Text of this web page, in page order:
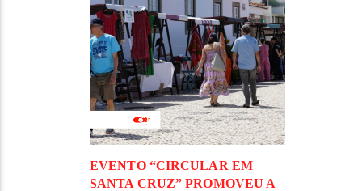
EVENTO “CIRCULAR EM
SANTA CRUZ” PROMOVEU A